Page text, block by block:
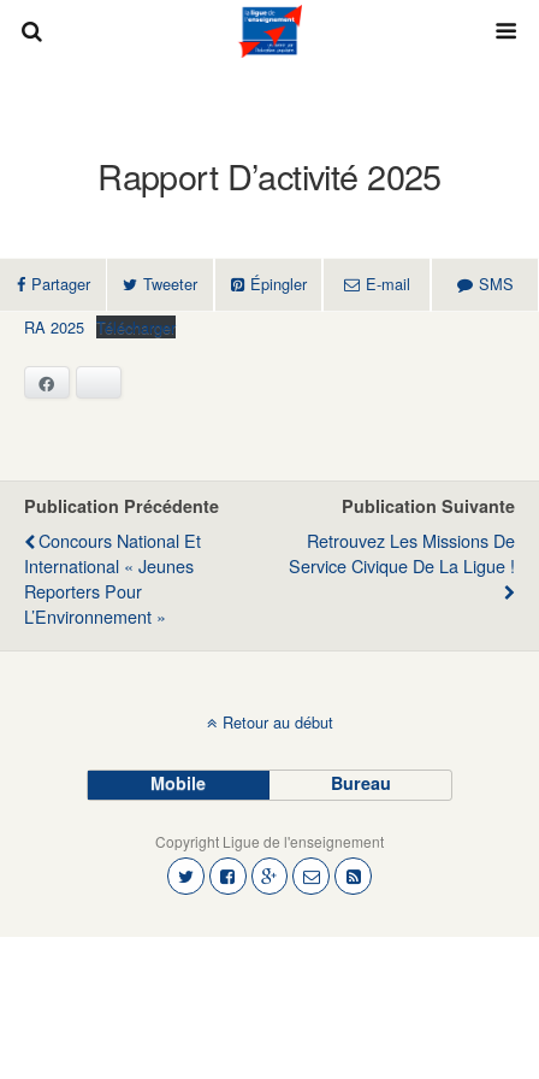
Rapport D’activité 2025
Partager Tweeter Épingler E-mail
SMS
RA 2025 Télécharger
Publication Précédente
Concours National Et
International « Jeunes
Reporters Pour
L’Environnement »
Publication Suivante
Retrouvez Les Missions De
Service Civique De La Ligue !
Retour au début
Mobile Bureau
Copyright Ligue de l'enseignement